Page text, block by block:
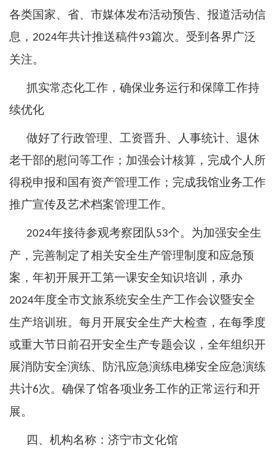
各类国家、省、市媒体发布活动预告、报道活动信
息， 2024年共计推送稿件93篇次。受到各界广泛
关注。
抓实常态化工作，确保业务运行和保障工作持
续优化
做好了行政管理、工资晋升、人事统计、退休
老干部的慰问等工作；加强会计核算，完成个人所
得税申报和国有资产管理工作；完成我馆业务工作
推广宣传及艺术档案管理工作。
2024年接待参观考察团队 53个。为加强安全生
产，完善制定了相关安全生产管理制度和应急预
案，年初开展开工第一课安全知识培训，承办
2024年度全市文旅系统安全生产工作会议暨安全
生产培训班。每月开展安全生产大检查，在每季度
或重大节日前召开安全生产专题会议，全年组织开
展消防安全演练、防汛应急演练电梯安全应急演练
共计6次。确保了馆各项业务工作的正常运行和开
展。
四、机构名称：济宁市文化馆